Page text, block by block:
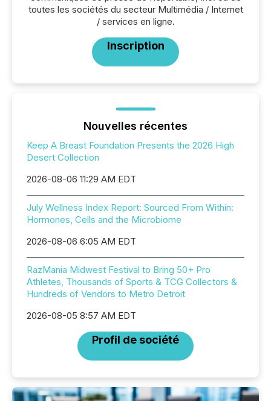
toutes les sociétés du secteur Multimédia / Internet
/ services en ligne.
Inscription
Nouvelles récentes
Keep A Breast Foundation Presents the 2026 High
Desert Collection
2026-08-06 11:29 AM EDT
July Wellness Index Report: Sourced From Within:
Hormones, Cells and the Microbiome
2026-08-06 6:05 AM EDT
RazMania Midwest Festival to Bring 50+ Pro
Athletes, Thousands of Sports & TCG Collectors &
Hundreds of Vendors to Metro Detroit
2026-08-05 8:57 AM EDT
Profil de société